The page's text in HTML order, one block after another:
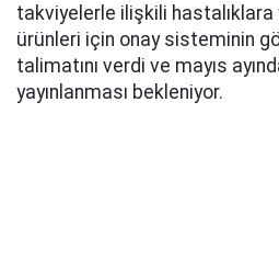
takviyelerle ilişkili hastalıklara
ürünleri için onay sisteminin
talimatını verdi ve mayıs
yayınlanması bekleniyor.